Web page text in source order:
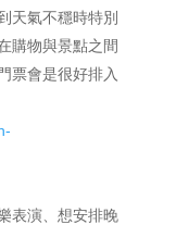
天氣不穩時特別
購物與景點之間
票會是很好排入
表演、想安排晚